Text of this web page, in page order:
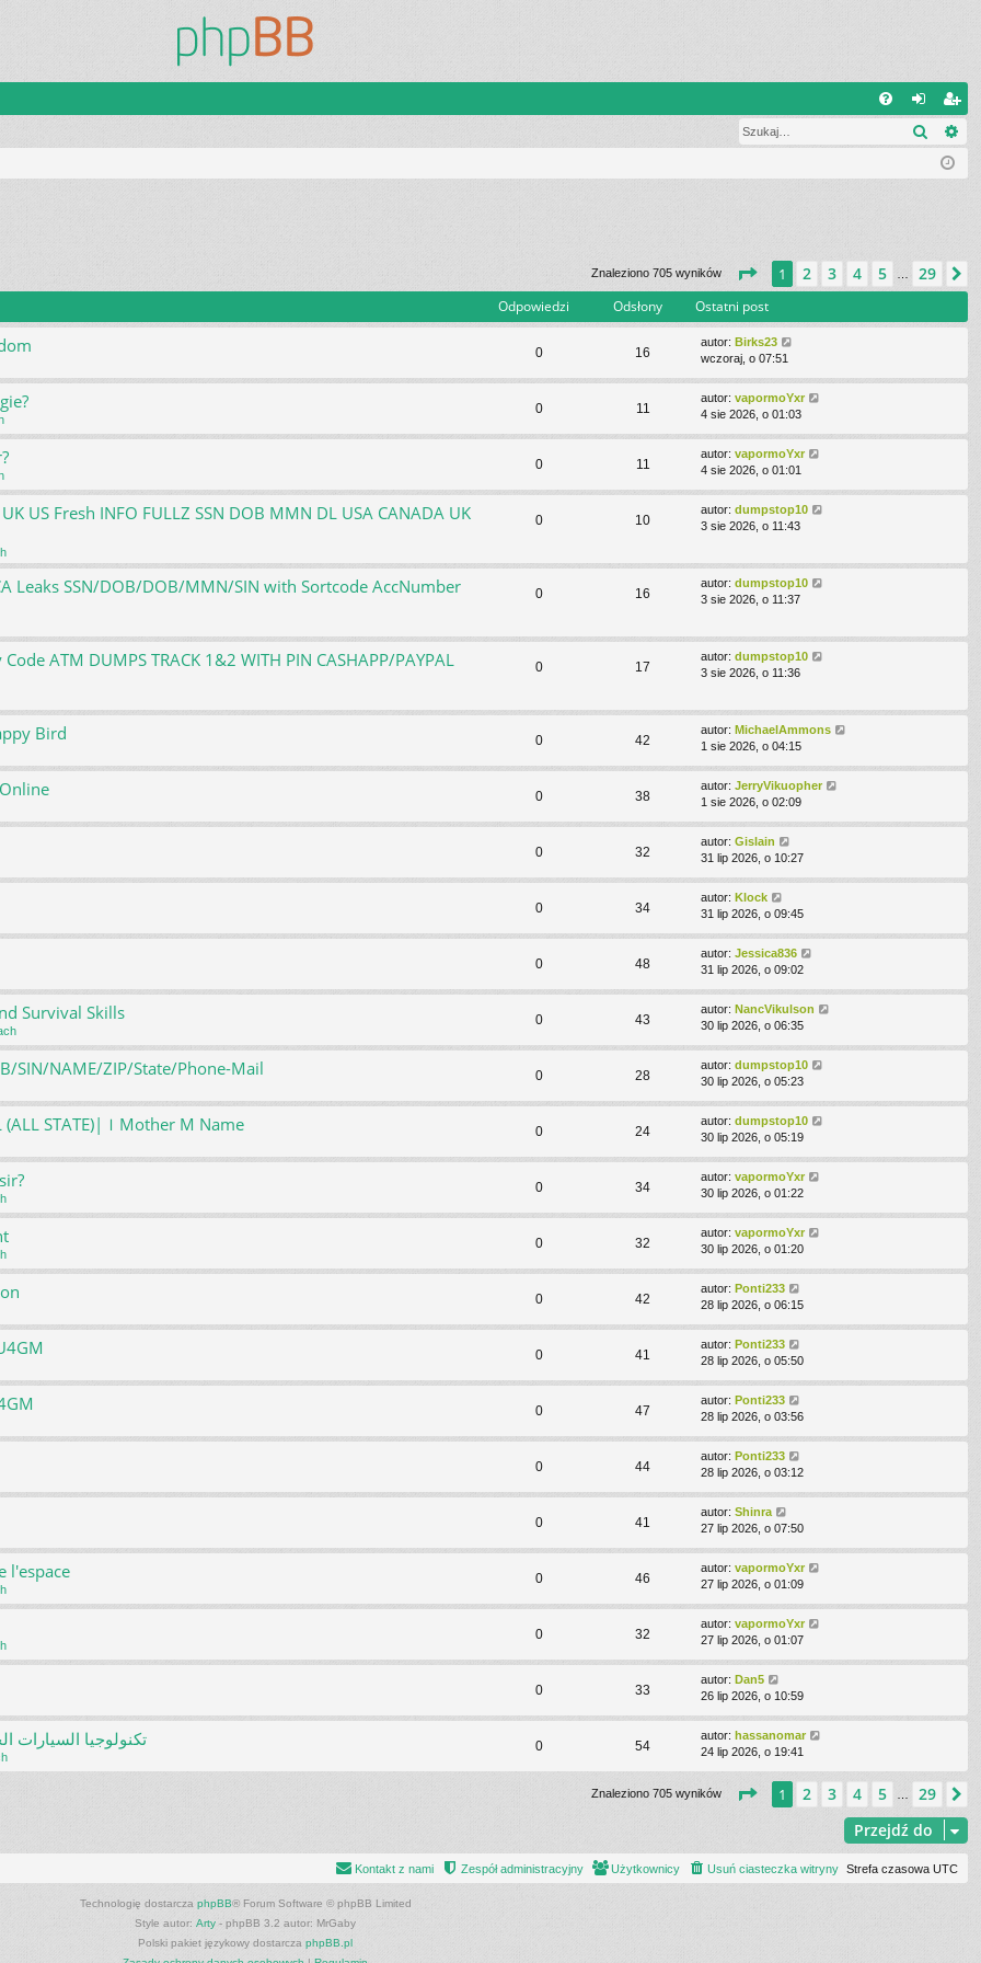
al
ę
ar
ej
j
si
ę
Szukaj
Znaleziono 705 wyników Strona z 29
1 2 3 4 5 … 29
Odpowiedzi Odsłony Ostatni post
0 16
autor: Birks23
wczoraj, o 07:51
0 11
autor: vapormoYxr
4 sie 2026, o 01:03
0 11
autor: vapormoYxr
4 sie 2026, o 01:01
US Fresh INFO FULLZ SSN DOB MMN DL USA CANADA UK 0 10
autor: dumpstop10
3 sie 2026, o 11:43
Leaks SSN/DOB/DOB/MMN/SIN with Sortcode AccNumber 0 16
autor: dumpstop10
3 sie 2026, o 11:37
ATM DUMPS TRACK 1&2 WITH PIN CASHAPP/PAYPAL 0 17
autor: dumpstop10
3 sie 2026, o 11:36
Bird 0 42
autor: MichaelAmmons
1 sie 2026, o 04:15
0 38
autor: JerryVikuopher
1 sie 2026, o 02:09
0 32
autor: Gislain
31 lip 2026, o 10:27
0 34
autor: Klock
31 lip 2026, o 09:45
0 48
autor: Jessica836
31 lip 2026, o 09:02
Survival Skills 0 43
autor: NancVikulson
30 lip 2026, o 06:35
SIN/NAME/ZIP/State/Phone-Mail 0 28
autor: dumpstop10
30 lip 2026, o 05:23
(ALL STATE)|ｌMother M Name 0 24
autor: dumpstop10
30 lip 2026, o 05:19
0 34
autor: vapormoYxr
30 lip 2026, o 01:22
0 32
autor: vapormoYxr
30 lip 2026, o 01:20
0 42
autor: Ponti233
28 lip 2026, o 06:15
0 41
autor: Ponti233
28 lip 2026, o 05:50
0 47
autor: Ponti233
28 lip 2026, o 03:56
0 44
autor: Ponti233
28 lip 2026, o 03:12
0 41
autor: Shinra
27 lip 2026, o 07:50
l'espace 0 46
autor: vapormoYxr
27 lip 2026, o 01:09
0 32
autor: vapormoYxr
27 lip 2026, o 01:07
0 33
autor: Dan5
26 lip 2026, o 10:59
تكنولوجيا السيارات 0 54
autor: hassanomar
24 lip 2026, o 19:41
Znaleziono 705 wyników Strona z 29
1 2 3 4 5 … 29
Przejdź do
Strefa czasowa UTC
Usuń ciasteczka witryny
Użytkownicy
Zespół administracyjny
Kontakt z nami
Technologię dostarcza phpBB® Forum Software © phpBB Limited
Style autor: Arty - phpBB 3.2 autor: MrGaby
Polski pakiet językowy dostarcza phpBB.pl